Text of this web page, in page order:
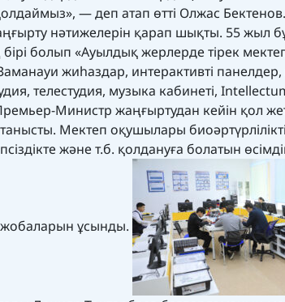
— деп атап өтті Олжас
нәтижелерін қарап шықты. 55 жыл
болып «Ауылдық жерлерде тірек
жиһаздар, интерактивті
телестудия, музыка кабинеті,
Министр жаңғыртудан кейін қол
Мектеп оқушылары
және т.б. қолдануға болатын
ұсынды.